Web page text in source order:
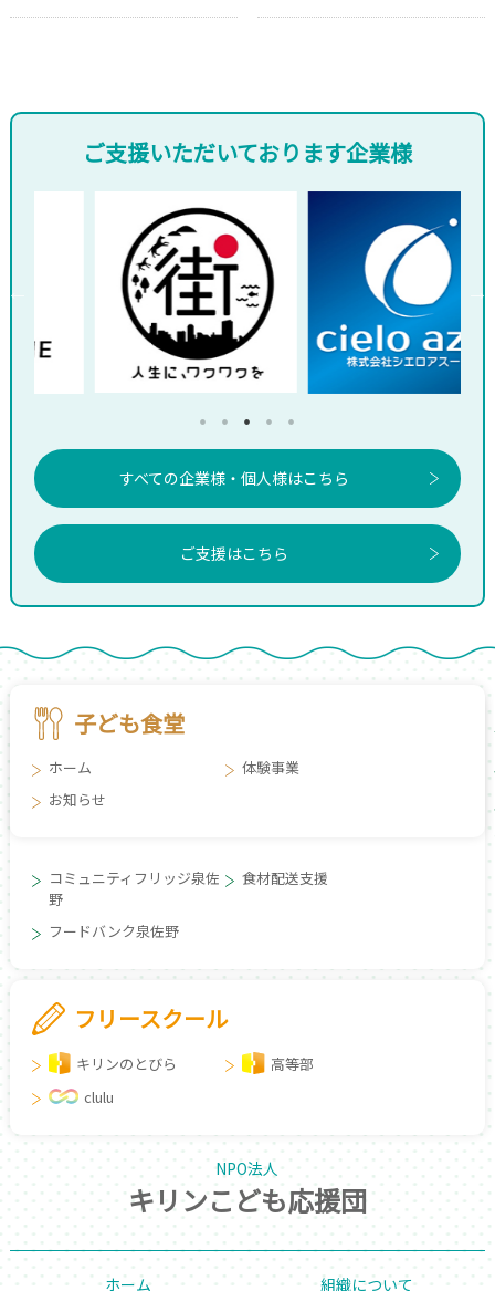
ご支援いただいております企業様
すべての企業様・個人様はこちら
ご支援はこちら
子ども食堂
ホーム
体験事業
お知らせ
コミュニティフリッジ泉佐
野
食材配送支援
フードバンク泉佐野
フリースクール
キリンのとびら
高等部
clulu
NPO法人
キリンこども応援団
ホーム 組織について